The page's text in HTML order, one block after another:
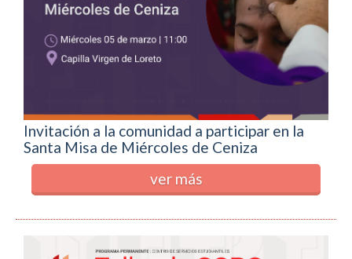
Invitación a la comunidad a participar en la
Santa Misa de Miércoles de Ceniza
ver más